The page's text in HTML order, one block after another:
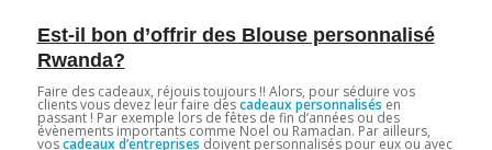
Est-il bon d’offrir des Blouse personnalisé
Rwanda?
Faire des cadeaux, réjouis toujours !! Alors, pour séduire vos
clients vous devez leur faire descadeaux personnalisés en
passant ! Par exemple lors de fêtes de fin d’années ou des
évènements importants comme Noel ou Ramadan. Par ailleurs,
voscadeaux d’entreprises doivent personnalisés pour eux ou avec